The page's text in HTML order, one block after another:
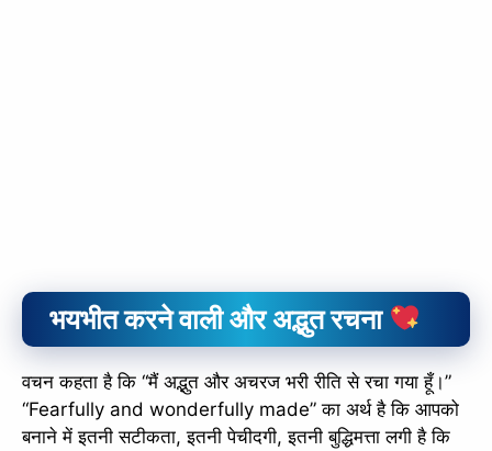
भयभीत करने वालीऔर अद्भुत रचना
वचन कहता है कि “मैं अद्भुत और अचरज भरी रीति से रचा गया हूँ।”
“Fearfully and wonderfully made” का अर्थ है कि आपको
बनाने में इतनी सटीकता, इतनी पेचीदगी, इतनी बुद्धिमत्ता लगी है कि